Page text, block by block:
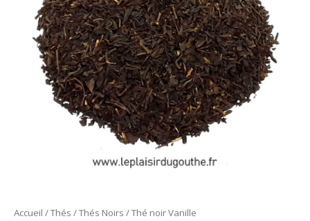
Accueil /Thés /Thés Noirs / Thé noir Vanille